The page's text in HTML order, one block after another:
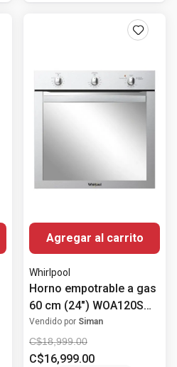
Agregar al carrito
Whirlpool
Horno empotrable a gas
60 cm (24") WOA120S
Whirlpool
Vendido por Siman
C$18,999.00
C$16,999.00